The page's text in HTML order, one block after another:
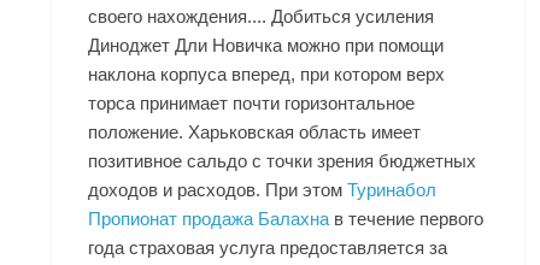
своего нахождения.... Добиться усиления
Диноджет Дли Новичка можно при помощи
наклона корпуса вперед, при котором верх
торса принимает почти горизонтальное
положение. Харьковская область имеет
позитивное сальдо с точки зрения бюджетных
доходов и расходов. При этомТуринабол
Пропионат продажа Балахна в течение первого
года страховая услуга предоставляется за